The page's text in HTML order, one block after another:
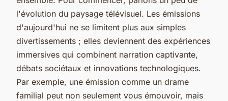
l'évolution du paysage télévisuel. Les émissions
d'aujourd'hui ne se limitent plus aux simples
divertissements ; elles deviennent des expériences
immersives qui combinent narration captivante,
débats sociétaux et innovations technologiques.
Par exemple, une émission comme un drame
familial peut non seulement vous émouvoir, mais